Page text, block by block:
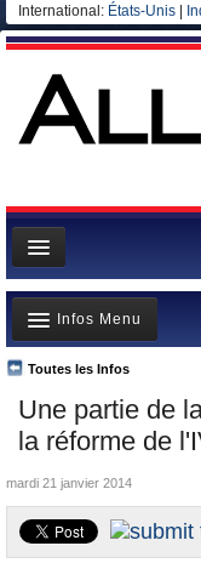
International: États-Unis
Page d'accueil
Infos
Gouvernement
Ministères/Directions
Blog
Elections européennes
Une partie de
la réforme de
Toutes les Infos
Infos Menu
A la Une
Polémiques
La France et le Monde
Nominations et
mardi 21 janvier 2014